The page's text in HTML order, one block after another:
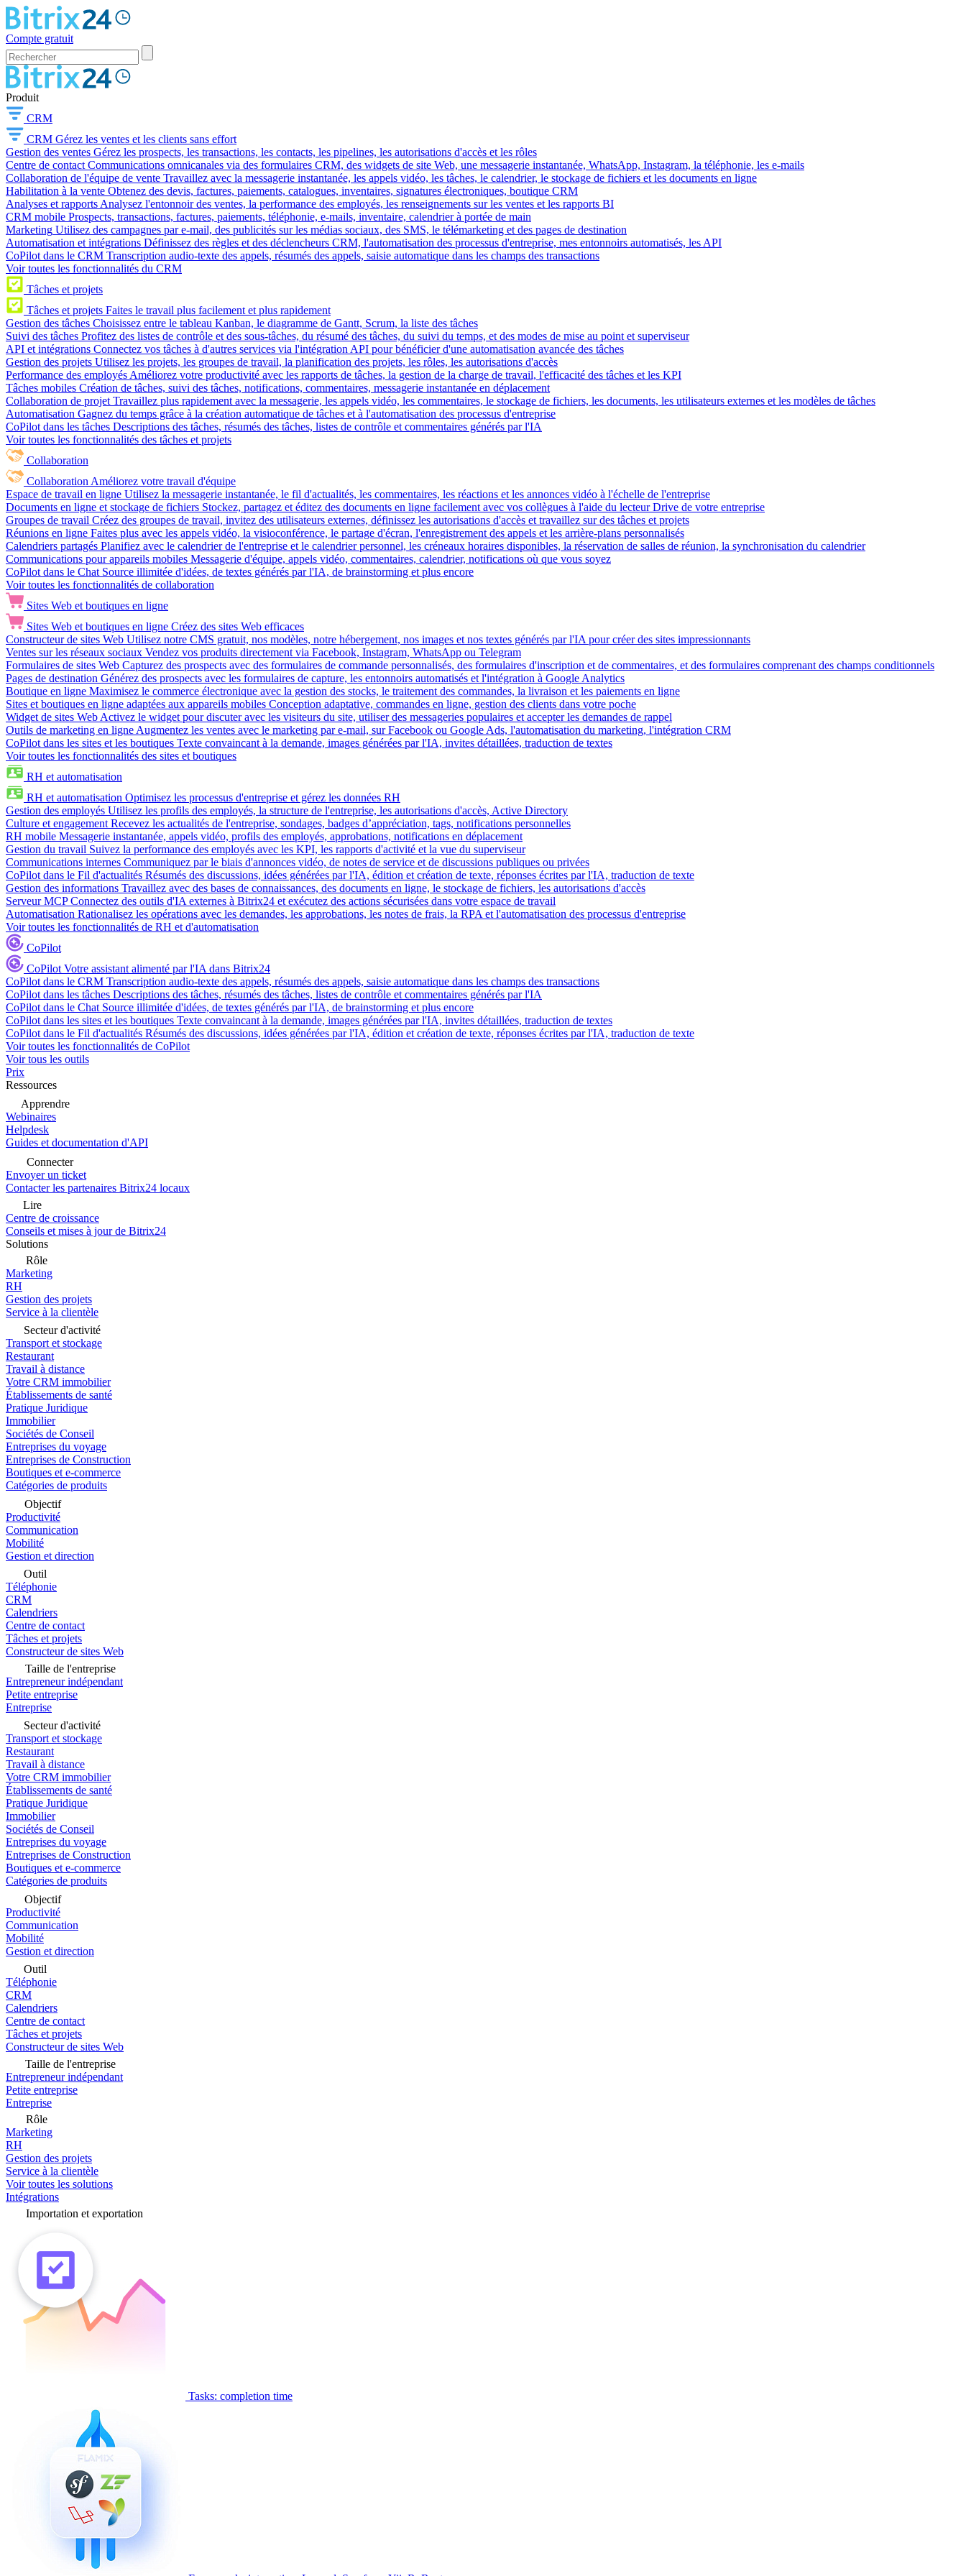
Compte gratuit
Produit
CRM
CRM Gérez les ventes et les clients sans effort
Gestion des ventes Gérez les prospects, les transactions, les contacts, les pipelines, les autorisations d'accès et les rôles
Centre de contact Communications omnicanales via des formulaires CRM, des widgets de site Web, une messagerie instantanée, WhatsApp, Instagram, la téléphonie, les e-mails
Collaboration de l'équipe de vente Travaillez avec la messagerie instantanée, les appels vidéo, les tâches, le calendrier, le stockage de fichiers et les documents en ligne
Habilitation à la vente Obtenez des devis, factures, paiements, catalogues, inventaires, signatures électroniques, boutique CRM
Analyses et rapports Analysez l'entonnoir des ventes, la performance des employés, les renseignements sur les ventes et les rapports BI
CRM mobile Prospects, transactions, factures, paiements, téléphonie, e-mails, inventaire, calendrier à portée de main
Marketing Utilisez des campagnes par e-mail, des publicités sur les médias sociaux, des SMS, le télémarketing et des pages de destination
Automatisation et intégrations Définissez des règles et des déclencheurs CRM, l'automatisation des processus d'entreprise, mes entonnoirs automatisés, les API
CoPilot dans le CRM Transcription audio-texte des appels, résumés des appels, saisie automatique dans les champs des transactions
Voir toutes les fonctionnalités du CRM
Tâches et projets
Tâches et projets Faites le travail plus facilement et plus rapidement
Gestion des tâches Choisissez entre le tableau Kanban, le diagramme de Gantt, Scrum, la liste des tâches
Suivi des tâches Profitez des listes de contrôle et des sous-tâches, du résumé des tâches, du suivi du temps, et des modes de mise au point et superviseur
API et intégrations Connectez vos tâches à d'autres services via l'intégration API pour bénéficier d'une automatisation avancée des tâches
Gestion des projets Utilisez les projets, les groupes de travail, la planification des projets, les rôles, les autorisations d'accès
Performance des employés Améliorez votre productivité avec les rapports de tâches, la gestion de la charge de travail, l'efficacité des tâches et les KPI
Tâches mobiles Création de tâches, suivi des tâches, notifications, commentaires, messagerie instantanée en déplacement
Collaboration de projet Travaillez plus rapidement avec la messagerie, les appels vidéo, les commentaires, le stockage de fichiers, les documents, les utilisateurs externes et les modèles de tâches
Automatisation Gagnez du temps grâce à la création automatique de tâches et à l'automatisation des processus d'entreprise
CoPilot dans les tâches Descriptions des tâches, résumés des tâches, listes de contrôle et commentaires générés par l'IA
Voir toutes les fonctionnalités des tâches et projets
Collaboration
Collaboration Améliorez votre travail d'équipe
Espace de travail en ligne Utilisez la messagerie instantanée, le fil d'actualités, les commentaires, les réactions et les annonces vidéo à l'échelle de l'entreprise
Documents en ligne et stockage de fichiers Stockez, partagez et éditez des documents en ligne facilement avec vos collègues à l'aide du lecteur Drive de votre entreprise
Groupes de travail Créez des groupes de travail, invitez des utilisateurs externes, définissez les autorisations d'accès et travaillez sur des tâches et projets
Réunions en ligne Faites plus avec les appels vidéo, la visioconférence, le partage d'écran, l'enregistrement des appels et les arrière-plans personnalisés
Calendriers partagés Planifiez avec le calendrier de l'entreprise et le calendrier personnel, les créneaux horaires disponibles, la réservation de salles de réunion, la synchronisation du calendrier
Communications pour appareils mobiles Messagerie d'équipe, appels vidéo, commentaires, calendrier, notifications où que vous soyez
CoPilot dans le Chat Source illimitée d'idées, de textes générés par l'IA, de brainstorming et plus encore
Voir toutes les fonctionnalités de collaboration
Sites Web et boutiques en ligne
Sites Web et boutiques en ligne Créez des sites Web efficaces
Constructeur de sites Web Utilisez notre CMS gratuit, nos modèles, notre hébergement, nos images et nos textes générés par l'IA pour créer des sites impressionnants
Ventes sur les réseaux sociaux Vendez vos produits directement via Facebook, Instagram, WhatsApp ou Telegram
Formulaires de sites Web Capturez des prospects avec des formulaires de commande personnalisés, des formulaires d'inscription et de commentaires, et des formulaires comprenant des champs conditionnels
Pages de destination Générez des prospects avec les formulaires de capture, les entonnoirs automatisés et l'intégration à Google Analytics
Boutique en ligne Maximisez le commerce électronique avec la gestion des stocks, le traitement des commandes, la livraison et les paiements en ligne
Sites et boutiques en ligne adaptées aux appareils mobiles Conception adaptative, commandes en ligne, gestion des clients dans votre poche
Widget de sites Web Activez le widget pour discuter avec les visiteurs du site, utiliser des messageries populaires et accepter les demandes de rappel
Outils de marketing en ligne Augmentez les ventes avec le marketing par e-mail, sur Facebook ou Google Ads, l'automatisation du marketing, l'intégration CRM
CoPilot dans les sites et les boutiques Texte convaincant à la demande, images générées par l'IA, invites détaillées, traduction de textes
Voir toutes les fonctionnalités des sites et boutiques
RH et automatisation
RH et automatisation Optimisez les processus d'entreprise et gérez les données RH
Gestion des employés Utilisez les profils des employés, la structure de l'entreprise, les autorisations d'accès, Active Directory
Culture et engagement Recevez les actualités de l'entreprise, sondages, badges d’appréciation, tags, notifications personnelles
RH mobile Messagerie instantanée, appels vidéo, profils des employés, approbations, notifications en déplacement
Gestion du travail Suivez la performance des employés avec les KPI, les rapports d'activité et la vue du superviseur
Communications internes Communiquez par le biais d'annonces vidéo, de notes de service et de discussions publiques ou privées
CoPilot dans le Fil d'actualités Résumés des discussions, idées générées par l'IA, édition et création de texte, réponses écrites par l'IA, traduction de texte
Gestion des informations Travaillez avec des bases de connaissances, des documents en ligne, le stockage de fichiers, les autorisations d'accès
Serveur MCP Connectez des outils d'IA externes à Bitrix24 et exécutez des actions sécurisées dans votre espace de travail
Automatisation Rationalisez les opérations avec les demandes, les approbations, les notes de frais, la RPA et l'automatisation des processus d'entreprise
Voir toutes les fonctionnalités de RH et d'automatisation
CoPilot
CoPilot Votre assistant alimenté par l'IA dans Bitrix24
CoPilot dans le CRM Transcription audio-texte des appels, résumés des appels, saisie automatique dans les champs des transactions
CoPilot dans les tâches Descriptions des tâches, résumés des tâches, listes de contrôle et commentaires générés par l'IA
CoPilot dans le Chat Source illimitée d'idées, de textes générés par l'IA, de brainstorming et plus encore
CoPilot dans les sites et les boutiques Texte convaincant à la demande, images générées par l'IA, invites détaillées, traduction de textes
CoPilot dans le Fil d'actualités Résumés des discussions, idées générées par l'IA, édition et création de texte, réponses écrites par l'IA, traduction de texte
Voir toutes les fonctionnalités de CoPilot
Voir tous les outils
Prix
Ressources
Apprendre
Webinaires
Helpdesk
Guides et documentation d'API
Connecter
Envoyer un ticket
Contacter les partenaires Bitrix24 locaux
Lire
Centre de croissance
Conseils et mises à jour de Bitrix24
Solutions
Rôle
Marketing
RH
Gestion des projets
Service à la clientèle
Secteur d'activité
Transport et stockage
Restaurant
Travail à distance
Votre CRM immobilier
Établissements de santé
Pratique Juridique
Immobilier
Sociétés de Conseil
Entreprises du voyage
Entreprises de Construction
Boutiques et e-commerce
Catégories de produits
Objectif
Productivité
Communication
Mobilité
Gestion et direction
Outil
Téléphonie
CRM
Calendriers
Centre de contact
Tâches et projets
Constructeur de sites Web
Taille de l'entreprise
Entrepreneur indépendant
Petite entreprise
Entreprise
Secteur d'activité
Transport et stockage
Restaurant
Travail à distance
Votre CRM immobilier
Établissements de santé
Pratique Juridique
Immobilier
Sociétés de Conseil
Entreprises du voyage
Entreprises de Construction
Boutiques et e-commerce
Catégories de produits
Objectif
Productivité
Communication
Mobilité
Gestion et direction
Outil
Téléphonie
CRM
Calendriers
Centre de contact
Tâches et projets
Constructeur de sites Web
Taille de l'entreprise
Entrepreneur indépendant
Petite entreprise
Entreprise
Rôle
Marketing
RH
Gestion des projets
Service à la clientèle
Voir toutes les solutions
Intégrations
Importation et exportation
Tasks: completion time